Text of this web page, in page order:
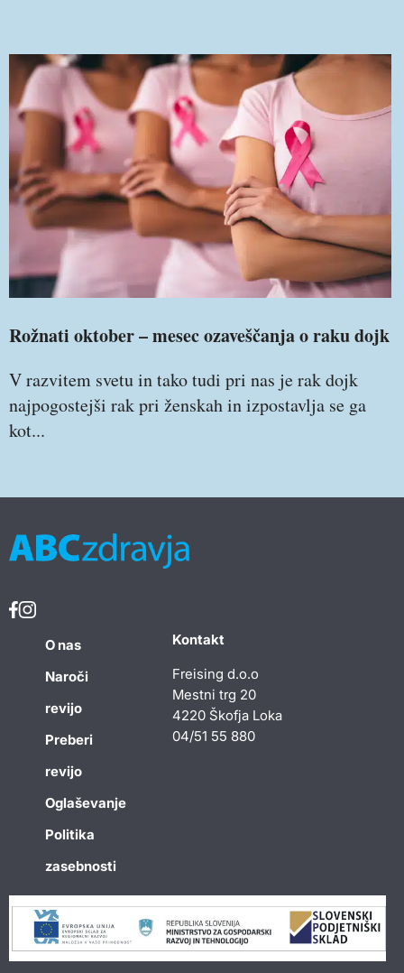
Rožnati oktober – mesec ozaveščanja o raku dojk
V razvitem svetu in tako tudi pri nas je rak dojk
najpogostejši rak pri ženskah in izpostavlja se ga
kot...
O nas
Naroči
revijo
Preberi
revijo
Oglaševanje
Politika
zasebnosti
Kontakt
Freising d.o.o
Mestni trg 20
4220 Škofja Loka
04/51 55 880